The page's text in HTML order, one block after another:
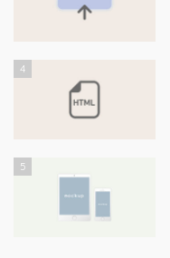
4
5